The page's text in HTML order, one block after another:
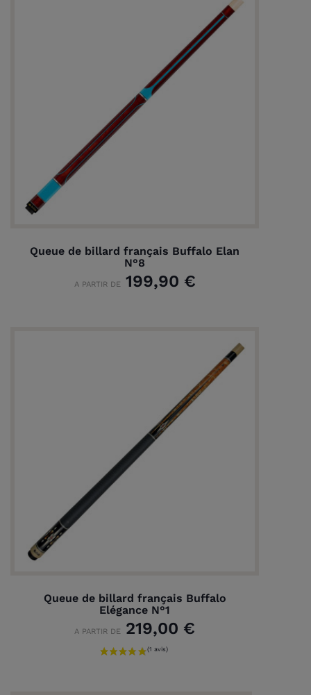
Queue de billard français Buffalo Elan
N°8
A PARTIR DE 199,90 €
Queue de billard français Buffalo
Elégance N°1
A PARTIR DE 219,00 €